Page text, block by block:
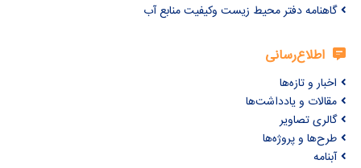
گاهنامه دفتر محیط زیست وکیفیت منابع آب
اطلاع‌رسانی
اخبار و تازه‌ها
مقالات و یادداشت‌ها
گالری تصاویر
طرح‌ها و پروژه‌ها
آبنامه